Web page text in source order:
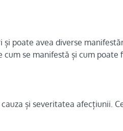
poate avea diverse
se manifestă și cum poate
și severitatea afecțiunii.